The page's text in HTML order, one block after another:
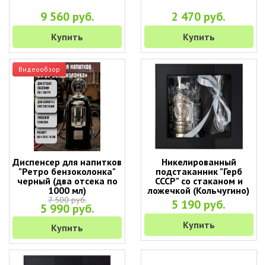
9 560 руб.
Купить
2 470 руб.
Купить
Видеообзор
Диспенсер для напитков
"Ретро бензоколонка"
черный (два отсека по
1000 мл)
7 500 руб.
5 990 руб.
Купить
Никелированный
подстаканник "Герб
СССР" со стаканом и
ложечкой (Кольчугино)
5 190 руб.
Купить